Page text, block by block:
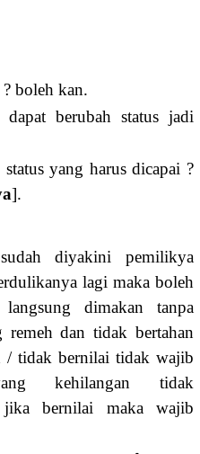
boleh kan.
dapat berubah status jadi
yang harus dicapai ?
].
sudah diyakini pemilikya
lagi maka boleh
dimakan tanpa
remeh dan tidak bertahan
/ tidak bernilai tidak wajib
kehilangan tidak
bernilai maka wajib